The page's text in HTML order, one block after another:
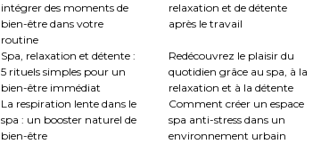
intégrer des moments de
bien-être dans votre
routine
relaxation et de détente
après le travail
Spa, relaxation et détente :
5 rituels simples pour un
bien-être immédiat
Redécouvrez le plaisir du
quotidien grâce au spa, à la
relaxation et à la détente
La respiration lente dans le
spa : un booster naturel de
bien-être
Comment créer un espace
spa anti-stress dans un
environnement urbain